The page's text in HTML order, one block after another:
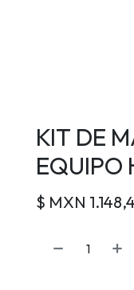
KIT DE
EQUIPO
$ MXN